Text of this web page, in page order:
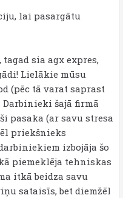
lai pasargātu
sia agx expres,
Lielākie mūsu
(pēc tā varat saprast
Darbinieki šajā firmā
pasaka (ar savu stresa
priekšnieks
izbojāja šo
piemeklēja tehniskas
itkā beidza savu
sataisīs, bet diemžēl